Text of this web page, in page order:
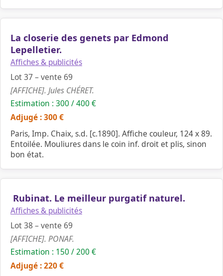
La closerie des genets par Edmond
Lepelletier.
Affiches & publicités
Lot 37 – vente 69
[AFFICHE]. Jules CHÉRET.
Estimation : 300 / 400 €
Adjugé : 300 €
Paris, Imp. Chaix, s.d. [c.1890]. Affiche couleur, 124 x 89.
Entoilée. Mouliures dans le coin inf. droit et plis, sinon
bon état.
Rubinat. Le meilleur purgatif naturel.
Affiches & publicités
Lot 38 – vente 69
[AFFICHE]. PONAF.
Estimation : 150 / 200 €
Adjugé : 220 €